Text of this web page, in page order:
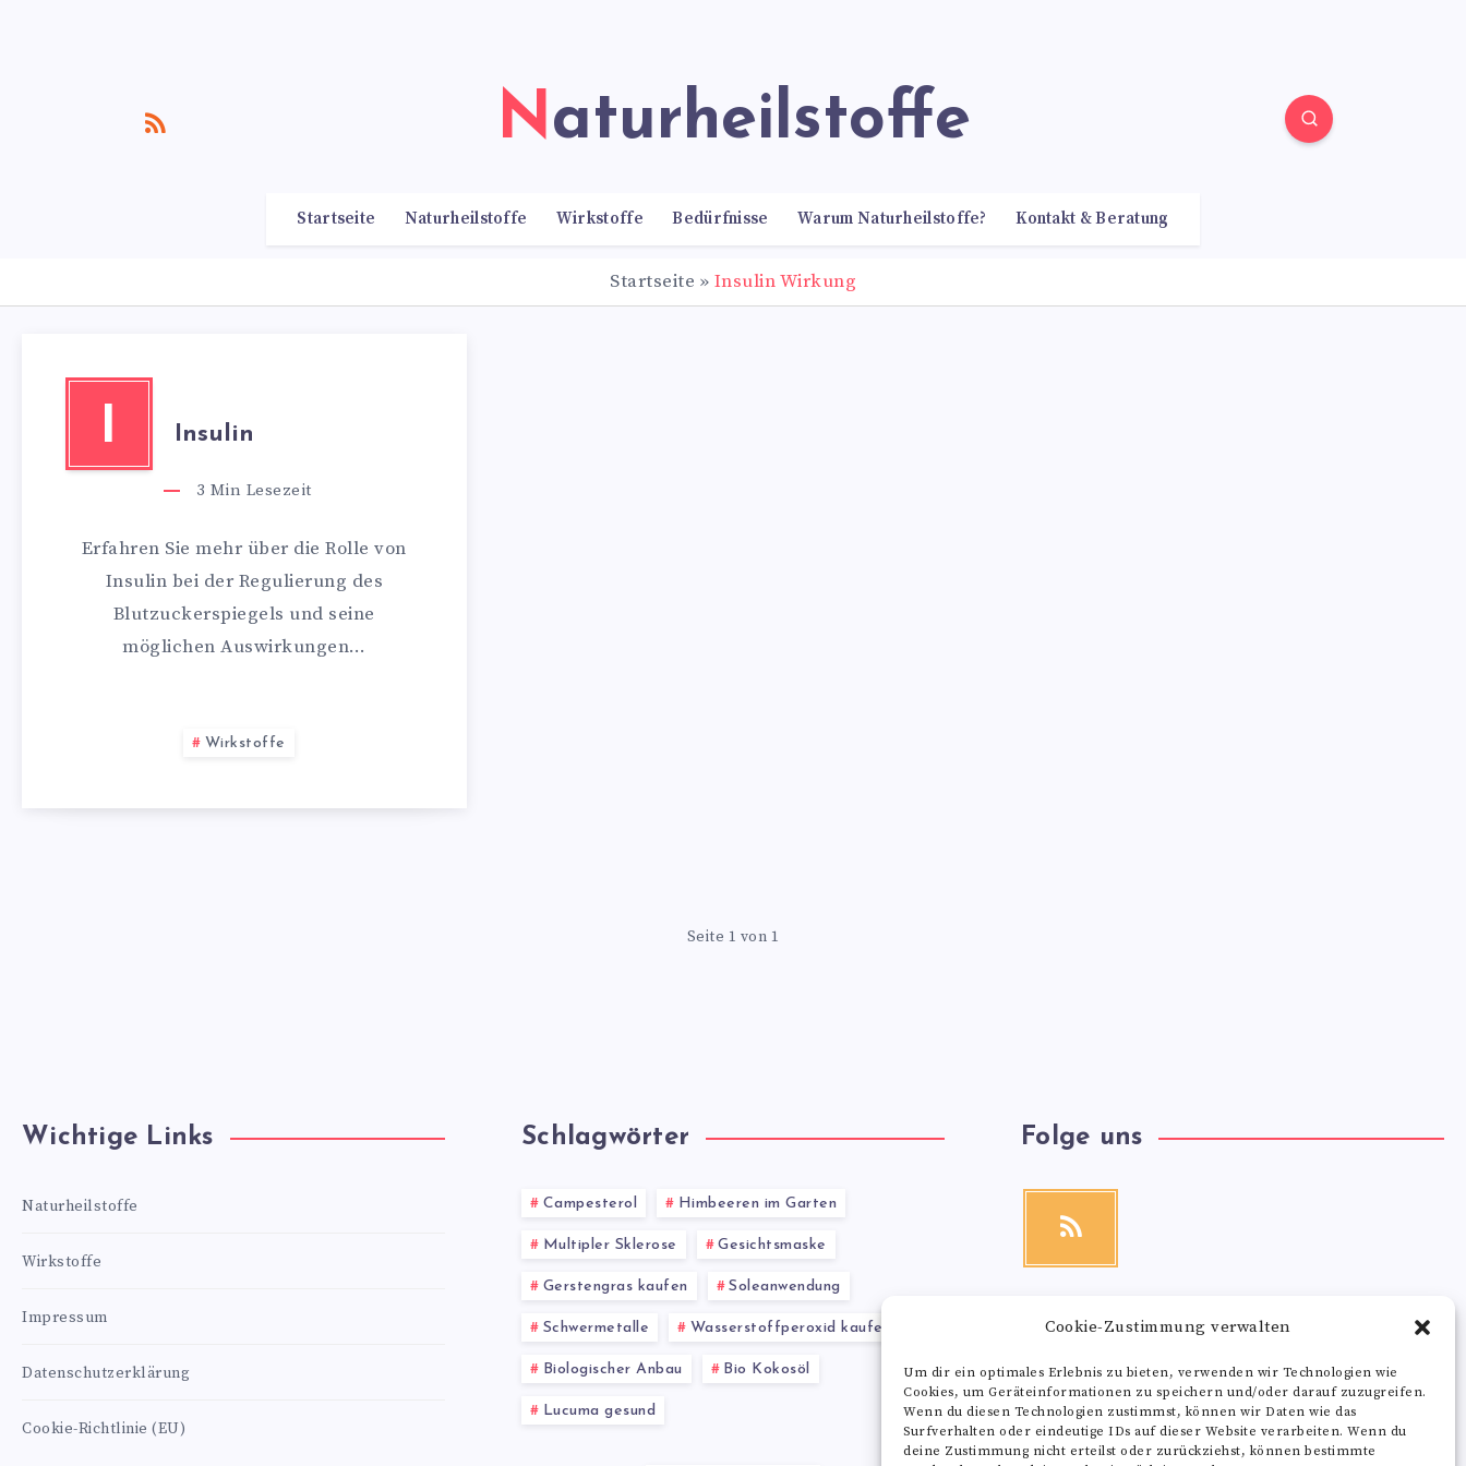
Cookie-Zustimmung verwalten
Um dir ein optimales Erlebnis zu bieten, verwenden wir Technologien wie
Cookies, um Geräteinformationen zu speichern und/oder darauf zuzugreifen.
Wenn du diesen Technologien zustimmst, können wir Daten wie das
Surfverhalten oder eindeutige IDs auf dieser Website verarbeiten. Wenn du
deine Zustimmung nicht erteilst oder zurückziehst, können bestimmte
Naturheilstoffe
Startseite Naturheilstoffe Wirkstoffe Bedürfnisse Warum Naturheilstoffe? Kontakt & Beratung
Startseite » Insulin Wirkung
I Insulin
3 Min Lesezeit
Erfahren Sie mehr über die Rolle von
Insulin bei der Regulierung des
Blutzuckerspiegels und seine
möglichen Auswirkungen…
Wirkstoffe
Seite 1 von 1
Wichtige Links
Naturheilstoffe
Wirkstoffe
Impressum
Datenschutzerklärung
Cookie-Richtlinie (EU)
Schlagwörter
Campesterol Himbeeren im Garten
Multipler Sklerose Gesichtsmaske
Gerstengras kaufen Soleanwendung
Schwermetalle Wasserstoffperoxid kaufen
Biologischer Anbau Bio Kokosöl
Lucuma gesund
Folge uns
RSS